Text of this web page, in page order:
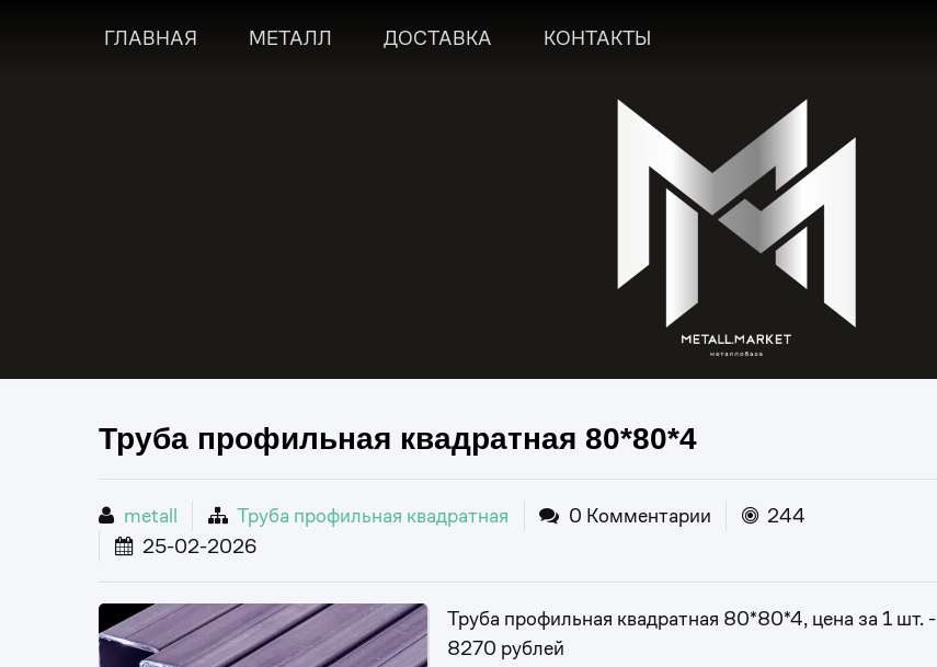
ГЛАВНАЯ МЕТАЛЛ ДОСТАВКА КОНТАКТЫ
Труба профильная квадратная 80*80*4
metall Труба профильная квадратная 0 Комментарии
244
25-02-2026
Труба профильная квадратная 80*80*4, цена за 1 шт. -
8270 рублей